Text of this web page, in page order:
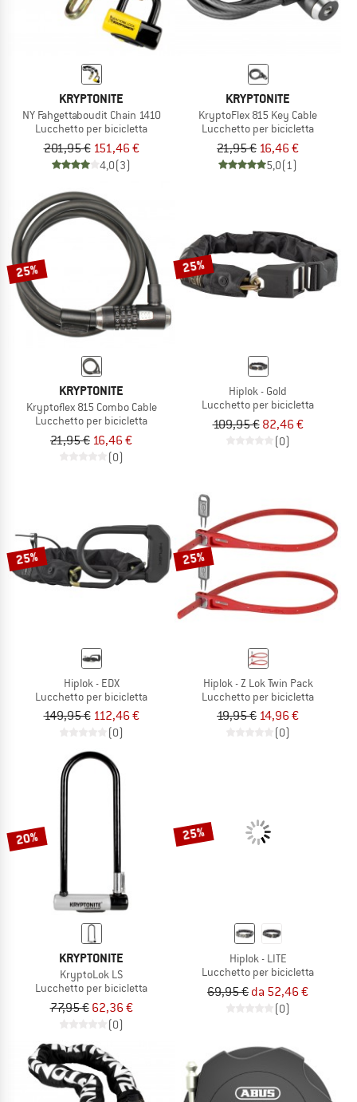
KRYPTONITE
NY Fahgettaboudit Chain 1410
Lucchetto per bicicletta
201,95 € 151,46 €
4,0(3)
KRYPTONITE
KryptoFlex 815 Key Cable
Lucchetto per bicicletta
21,95 € 16,46 €
5,0(1)
25%
KRYPTONITE
Kryptoflex 815 Combo Cable
Lucchetto per bicicletta
21,95 € 16,46 €
(0)
25%
Hiplok - Gold
Lucchetto per bicicletta
109,95 € 82,46 €
(0)
25%
Hiplok - EDX
Lucchetto per bicicletta
149,95 € 112,46 €
(0)
25%
Hiplok - Z Lok Twin Pack
Lucchetto per bicicletta
19,95 € 14,96 €
(0)
20%
KRYPTONITE
KryptoLok LS
Lucchetto per bicicletta
77,95 € 62,36 €
(0)
25%
Hiplok - LITE
Lucchetto per bicicletta
69,95 € da 52,46 €
(0)